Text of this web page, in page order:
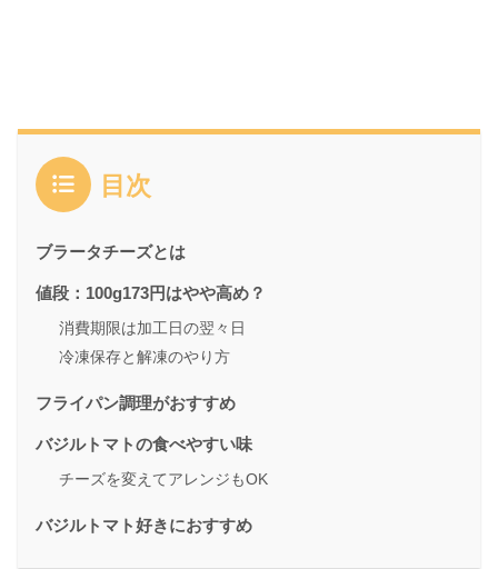
目次
ブラータチーズとは
値段：100g173円はやや高め？
消費期限は加工日の翌々日
冷凍保存と解凍のやり方
フライパン調理がおすすめ
バジルトマトの食べやすい味
チーズを変えてアレンジもOK
バジルトマト好きにおすすめ